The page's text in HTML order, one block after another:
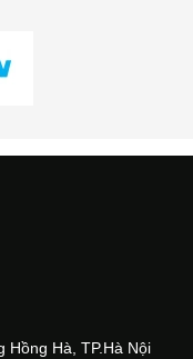
Hà, TP.Hà Nội